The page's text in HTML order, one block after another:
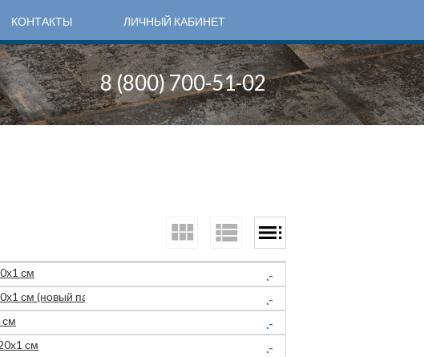
КОНТАКТЫ ЛИЧНЫЙ КАБИНЕТ
8 (800) 700-51-02
см .-
см (новый пакинг 30 кор/пал) .-
см .-
см .-